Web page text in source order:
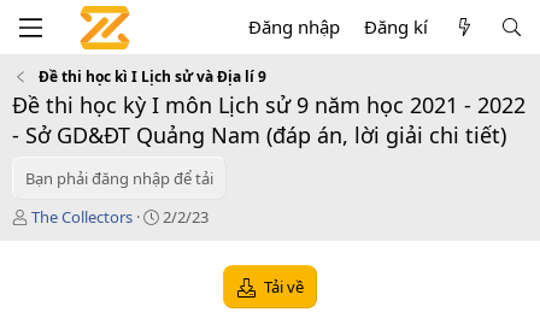
Đăng nhập Đăng kí
Đề thi học kì I Lịch sử và Địa lí 9
Đề thi học kỳ I môn Lịch sử 9 năm học 2021 - 2022
- Sở GD&ĐT Quảng Nam (đáp án, lời giải chi tiết)
Bạn phải đăng nhập để tải
T
The Collectors
C
2/2/23
Tải về